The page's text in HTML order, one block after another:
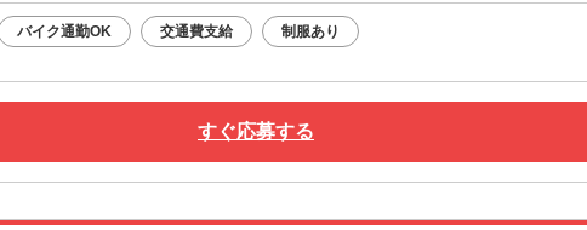
バイク通勤OK 交通費支給 制服あり
すぐ応募する